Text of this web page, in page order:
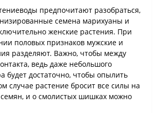
предпочитают разобраться,
семена марихуаны и
женские растения. При
половых признаков мужские и
разделяют. Важно, чтобы между
ведь даже небольшого
будет достаточно, чтобы опылить
случае растение бросит все силы на
и о смолистых шишках можно